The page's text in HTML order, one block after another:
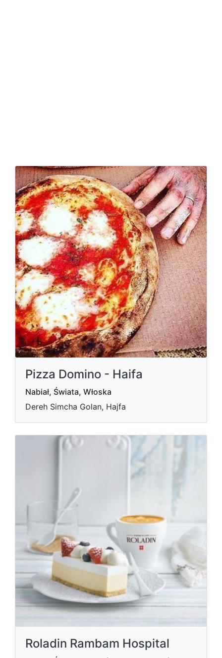
Pizza Domino - Haifa
Nabiał, Świata, Włoska
Dereh Simcha Golan, Hajfa
Roladin Rambam Hospital